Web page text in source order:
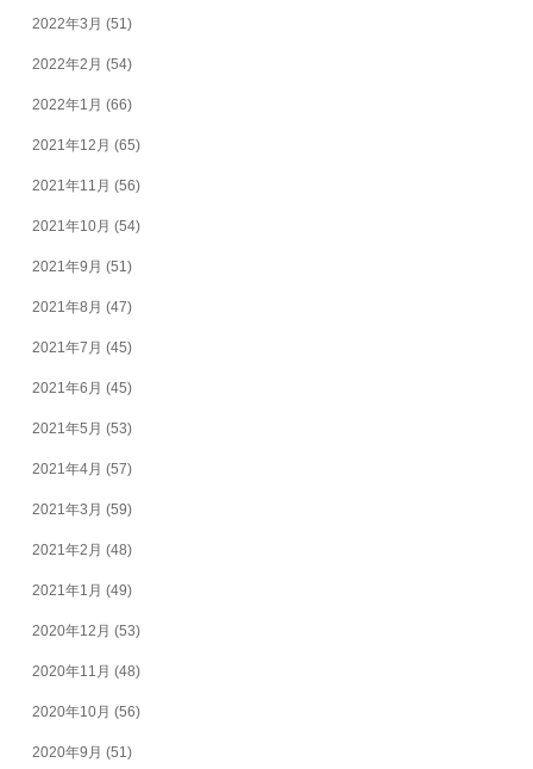
2022年3月 (51)
2022年2月 (54)
2022年1月 (66)
2021年12月 (65)
2021年11月 (56)
2021年10月 (54)
2021年9月 (51)
2021年8月 (47)
2021年7月 (45)
2021年6月 (45)
2021年5月 (53)
2021年4月 (57)
2021年3月 (59)
2021年2月 (48)
2021年1月 (49)
2020年12月 (53)
2020年11月 (48)
2020年10月 (56)
2020年9月 (51)